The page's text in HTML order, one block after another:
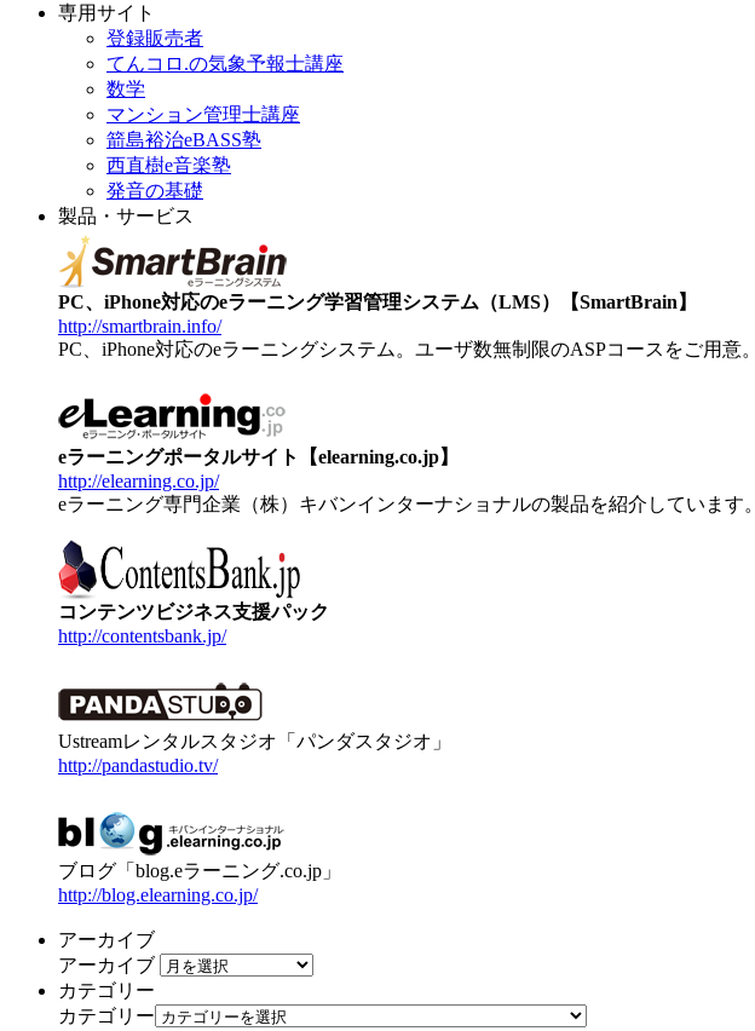
専用サイト
登録販売者
てんコロ.の気象予報士講座
数学
マンション管理士講座
箭島裕治eBASS塾
西直樹e音楽塾
発音の基礎
製品・サービス
PC、iPhone対応のeラーニング学習管理システム（LMS）【SmartBrain】
http://smartbrain.info/
PC、iPhone対応のeラーニングシステム。ユーザ数無制限のASPコースをご用意。
eラーニングポータルサイト【elearning.co.jp】
http://elearning.co.jp/
eラーニング専門企業（株）キバンインターナショナルの製品を紹介しています。
コンテンツビジネス支援パック
http://contentsbank.jp/
Ustreamレンタルスタジオ「パンダスタジオ」
http://pandastudio.tv/
ブログ「blog.eラーニング.co.jp」
http://blog.elearning.co.jp/
アーカイブ
アーカイブ
カテゴリー
カテゴリー